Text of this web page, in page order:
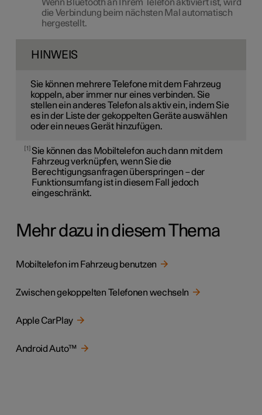
Wenn Bluetooth an Ihrem Telefon aktiviert ist, wird
die Verbindung beim nächsten Mal automatisch
hergestellt.
HINWEIS
Sie können mehrere Telefone mit dem Fahrzeug
koppeln, aber immer nur eines verbinden. Sie
stellen ein anderes Telefon als aktiv ein, indem Sie
es in der Liste der gekoppelten Geräte auswählen
oder ein neues Gerät hinzufügen.
1 Sie können das Mobiltelefon auch dann mit dem
Fahrzeug verknüpfen, wenn Sie die
Berechtigungsanfragen überspringen – der
Funktionsumfang ist in diesem Fall jedoch
eingeschränkt.
Mehr dazu in diesem Thema
Mobiltelefon im Fahrzeug benutzen
Zwischen gekoppelten Telefonen wechseln
Apple CarPlay
Android Auto™